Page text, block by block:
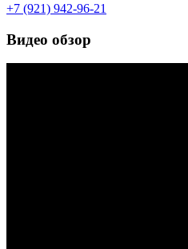
+7 (921) 942-96-21
Видео обзор